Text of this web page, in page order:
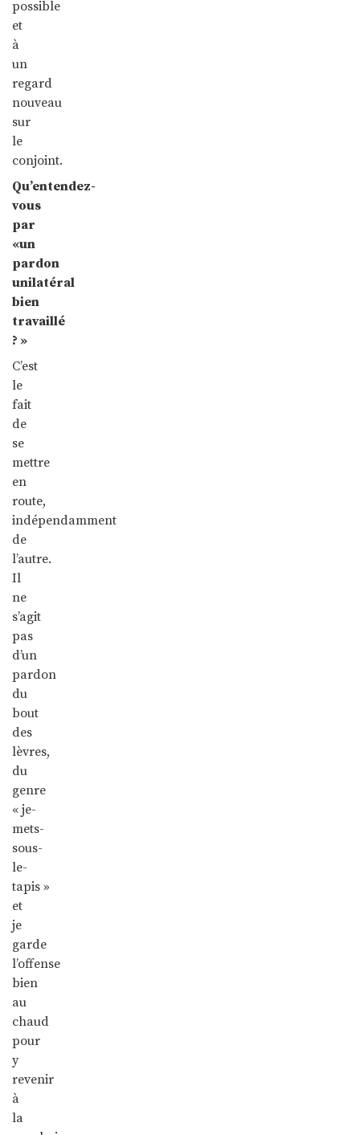
possible
et
à
un
regard
nouveau
sur
le
conjoint.
Qu’entendez-
vous
par
«un
pardon
unilatéral
bien
travaillé
? »
C’est
le
fait
de
se
mettre
en
route,
indépendamment
de
l’autre.
Il
ne
s’agit
pas
d’un
pardon
du
bout
des
lèvres,
du
genre
« je-
mets-
sous-
le-
tapis »
et
je
garde
l’offense
bien
au
chaud
pour
y
revenir
à
la